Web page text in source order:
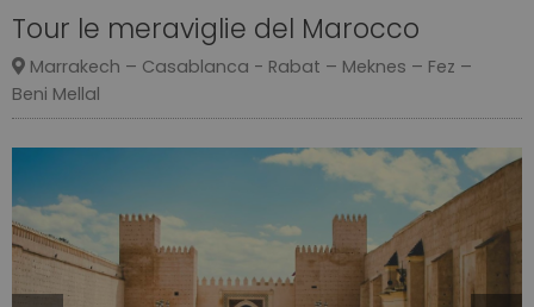
Tour le meraviglie del Marocco
Marrakech – Casablanca - Rabat – Meknes – Fez –
Beni Mellal